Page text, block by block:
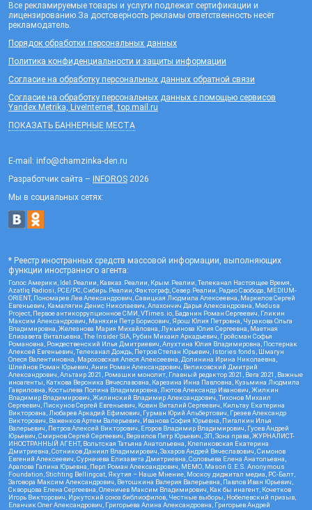
Все рекламируемые товары и услуги подлежат сертификации и
лицензированию.За достоверность рекламы ответственность несёт
рекламодатель.
Порядок обработки персональных данных
Политика конфиденциальности и защиты информации
Согласие на обработку персональных данных обратной связи
Согласие на обработку персональных данных с помощью сервисов
Yandex.Metrika, LiveInternet, top.mail.ru
ПОКАЗАТЬ БАННЕРНЫЕ МЕСТА
E-mail: info@chamzinka-den.ru
Разработчик сайта –
INFOROS 2026
Мы в социальных сетях:
* Реестр иностранных средств массовой информации, выполняющих
функции иностранного агента:
Голос Америки, Idel.Реалии, Кавказ.Реалии, Крым.Реалии, Телеканал Настоящее Время,
Azatliq Radiosi, PCE/PC, Сибирь.Реалии, Фактограф, Север.Реалии, Радио Свобода, MEDIUM-
ORIENT, Пономарев Лев Александрович, Савицкая Людмила Алексеевна, Маркелов Сергей
Евгеньевич, Камалягин Денис Николаевич, Апахончич Дарья Александровна, Medusa
Project, Первое антикоррупционное СМИ, VTimes.io, Баданин Роман Сергеевич, Гликин
Максим Александрович, Маняхин Петр Борисович, Ярош Юлия Петровна, Чуракова Ольга
Владимировна, Железнова Мария Михайловна, Лукьянова Юлия Сергеевна, Маетная
Елизавета Витальевна, The Insider SIA, Рубин Михаил Аркадьевич, Гройсман Софья
Романовна, Рождественский Илья Дмитриевич, Апухтина Юлия Владимировна, Постернак
Алексей Евгеньевич, Телеканал Дождь, Петров Степан Юрьевич, Istories fonds, Шмагун
Олеся Валентиновна, Мароховская Алеся Алексеевна, Долинина Ирина Николаевна,
Шлейнов Роман Юрьевич, Анин Роман Александрович, Великовский Дмитрий
Александрович, Альтаир 2021, Ромашки монолит, Главный редактор 2021, Вега 2021, Важные
иноагенты, Каткова Вероника Вячеславовна, Карезина Инна Павловна, Кузьмина Людмила
Гавриловна, Костылева Полина Владимировна, Лютов Александр Иванович, Жилкин
Владимир Владимирович, Жилинский Владимир Александрович, Тихонов Михаил
Сергеевич, Пискунов Сергей Евгеньевич, Ковин Виталий Сергеевич, Кильтау Екатерина
Викторовна, Любарев Аркадий Ефимович, Гурман Юрий Альбертович, Грезев Александр
Викторович, Важенков Артем Валерьевич, Иванова София Юрьевна, Пигалкин Илья
Валерьевич, Петров Алексей Викторович, Егоров Владимир Владимирович, Гусев Андрей
Юрьевич, Смирнов Сергей Сергеевич, Верзилов Петр Юрьевич, ЗП, Зона права, ЖУРНАЛИСТ-
ИНОСТРАННЫЙ АГЕНТ, Вольтская Татьяна Анатольевна, Клепиковская Екатерина
Дмитриевна, Сотников Даниил Владимирович, Захаров Андрей Вячеславович, Симонов
Евгений Алексеевич, Сурначева Елизавета Дмитриевна, Соловьева Елена Анатольевна,
Арапова Галина Юрьевна, Перл Роман Александрович, МЕМО, Mason G.E.S. Anonymous
Foundation, Stichting Bellingcat, Якутия – Наше Мнение, Москоу диджитал медиа, РС-Балт,
Заговора Максим Александрович, Ветошкина Валерия Валерьевна, Павлов Иван Юрьевич,
Скворцова Елена Сергеевна, Оленичев Максим Владимирович, Как бы инагент, Кочетков
Игорь Викторович, Иркутский союз библиофилов, Честные выборы, Нобелевский призыв,
Еланчик Олег Александрович, Григорьева Алина Александровна, Григорьев Андрей